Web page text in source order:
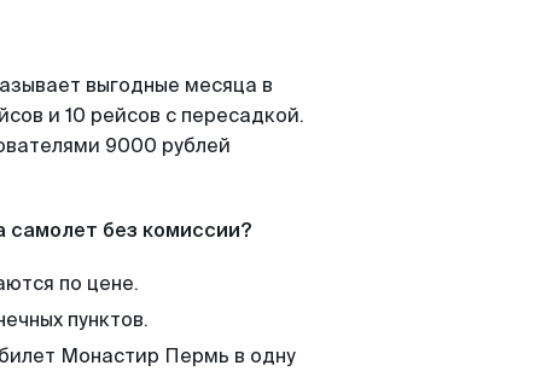
выгодные месяца в
и 10 рейсов с пересадкой.
9000 рублей
самолет без комиссии?
по цене.
пунктов.
Монастир Пермь в одну